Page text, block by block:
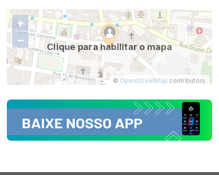
Clique para habilitar o mapa
+
−
© OpenStreetMap contributors.